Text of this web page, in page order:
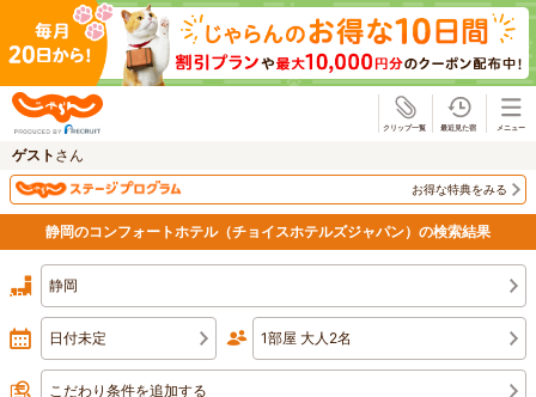
ゲスト さん
お得な特典をみる
静岡のコンフォートホテル（チョイスホテルズジャパン）の検索結果
静岡
日付未定 1部屋 大人2名
こだわり条件を追加する